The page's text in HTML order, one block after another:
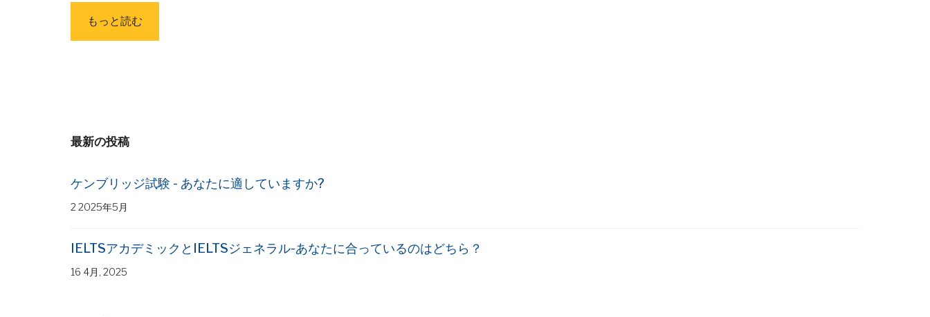
もっと読む
最新の投稿
ケンブリッジ試験 - あなたに適していますか?
2 2025年5月
IELTSアカデミックとIELTSジェネラル-あなたに合っているのはどちら？
16 4月, 2025